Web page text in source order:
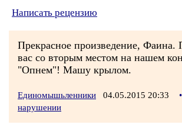
Написать рецензию
Прекрасное произведение, Фаина.
вас со вторым местом на нашем
"Опнем"! Машу крылом.
Единомышьленники 04.05.2015 20:33 •
нарушении